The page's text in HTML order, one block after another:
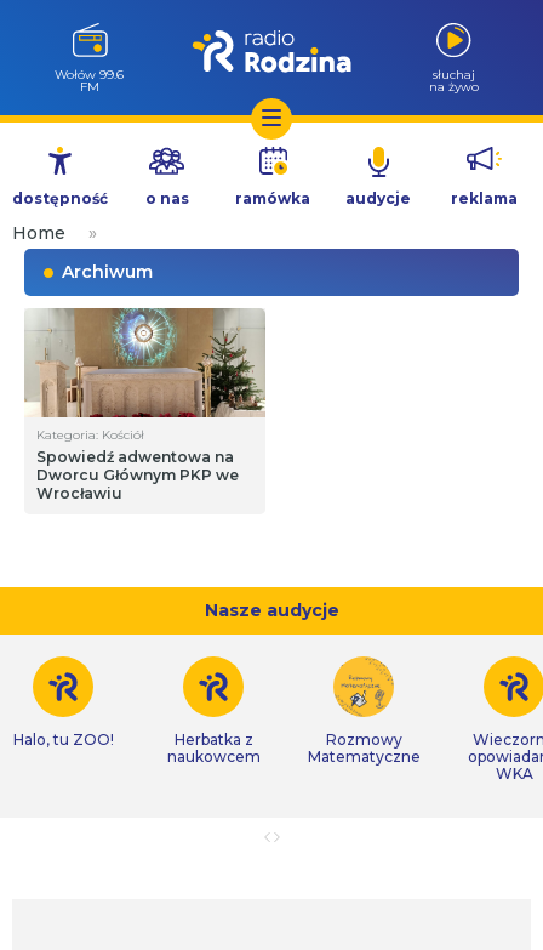
Przejdź
treści
Wołów 99.6
FM
słuchaj
na żywo
dostępność o nas ramówka audycje reklama
Home
»
Archiwum
Kategoria: Kościół
Spowiedź adwentowa na
Dworcu Głównym PKP we
Wrocławiu
Nasze audycje
Halo, tu ZOO!
Herbatka z
naukowcem
Rozmowy
Matematyczne
WKA